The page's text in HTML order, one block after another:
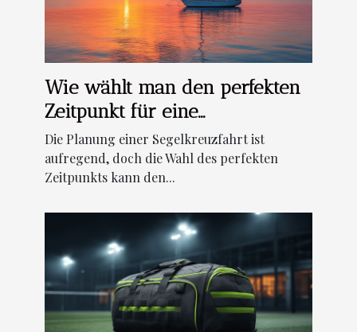
Wie wählt man den perfekten
Zeitpunkt für eine
Segelkreuzfahrt?
Die Planung einer Segelkreuzfahrt ist
aufregend, doch die Wahl des perfekten
Zeitpunkts kann den...